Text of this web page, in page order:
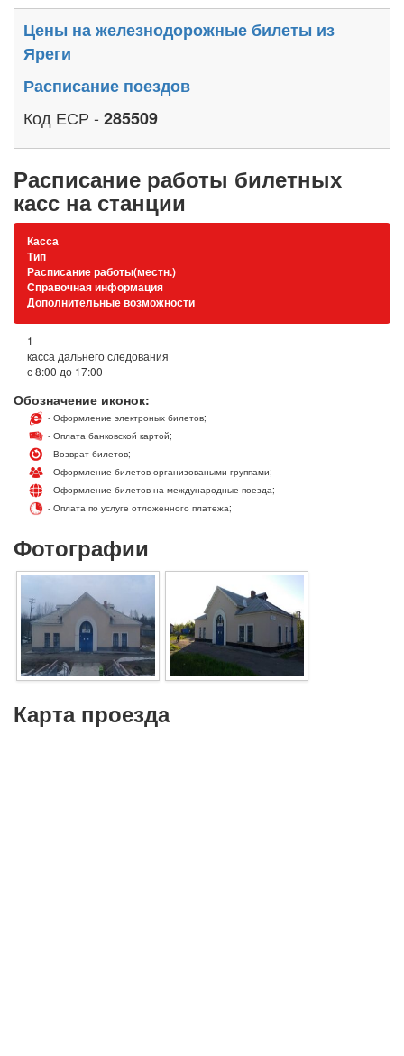
Цены на железнодорожные билеты из
Яреги
Расписание поездов
Код ЕСР - 285509
Расписание работы билетных
касс на станции
Касса
Тип
Расписание работы(местн.)
Справочная информация
Дополнительные возможности
1
касса дальнего следования
с 8:00 до 17:00
Обозначение иконок:
- Оформление электроных билетов;
- Оплата банковской картой;
- Возврат билетов;
- Оформление билетов организоваными группами;
- Оформление билетов на международные поезда;
- Оплата по услуге отложенного платежа;
Фотографии
Карта проезда